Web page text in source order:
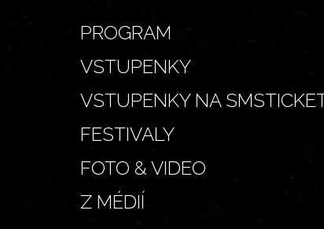
PROGRAM
VSTUPENKY
VSTUPENKY NA
FESTIVALY
FOTO & VIDEO
Z MÉDIÍ